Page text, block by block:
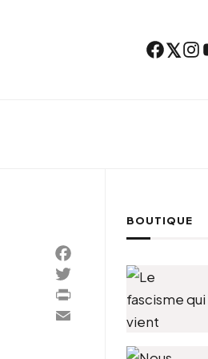
Facebook Twitter Instagram
Facebook
Twitter
PrintFriendly
Email
BOUTIQUE